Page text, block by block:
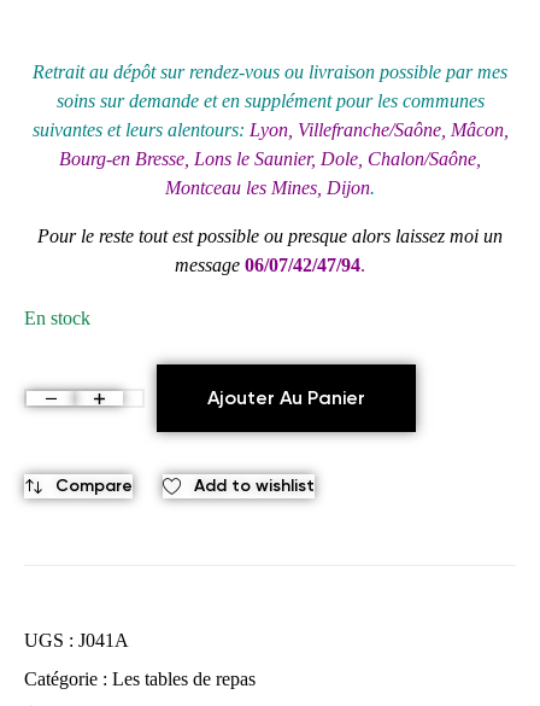
Retrait au dépôtsur rendez-vous ou livraison possible par mes
soins sur demande et en supplément pour les communes
suivantes et leurs alentours: Lyon, Villefranche/Saône, Mâcon,
Bourg-en Bresse, Lons le Saunier, Dole, Chalon/Saône,
Montceau les Mines, Dijon.
Pour le reste tout est possible ou presque alors laissez moi un
message 06/07/42/47/94.
En stock
Ajouter Au Panier
Compare Add to wishlist
UGS : J041A
Catégorie : Les tables de repas